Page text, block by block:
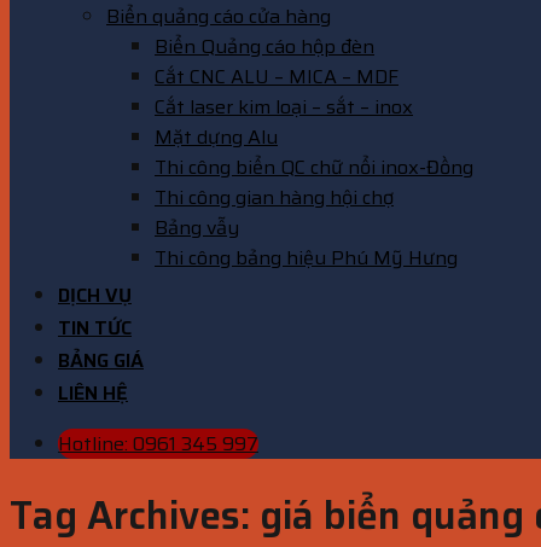
Biển quảng cáo cửa hàng
Biển Quảng cáo hộp đèn
Cắt CNC ALU – MICA – MDF
Cắt laser kim loại – sắt – inox
Mặt dựng Alu
Thi công biển QC chữ nổi inox-Đồng
Thi công gian hàng hội chợ
Bảng vẫy
Thi công bảng hiệu Phú Mỹ Hưng
DỊCH VỤ
TIN TỨC
BẢNG GIÁ
LIÊN HỆ
Hotline: 0961 345 997
Tag Archives: giá biển quảng